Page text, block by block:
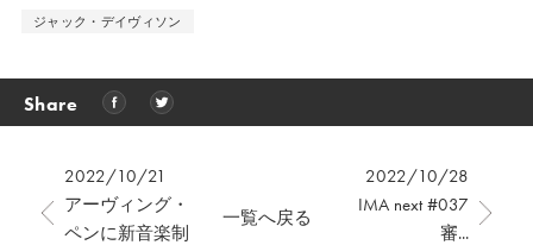
ジャック・デイヴィソン
Share
2022/10/21
アーヴィング・
ペンに新音楽制
2022/10/28
IMA next #037
審...
一覧へ戻る